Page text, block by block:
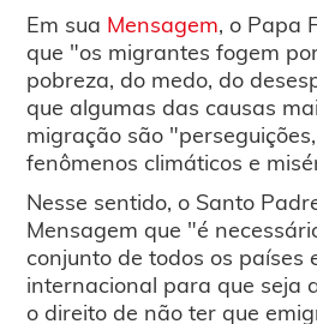
Em sua Mensagem, o Papa
que "os migrantes fogem
pobreza, do medo, do
que algumas das causas
migração são
fenômenos climáticos e
Nesse sentido, o Santo
Mensagem que "é
conjunto de todos os países
internacional para que seja
o direito de não ter que